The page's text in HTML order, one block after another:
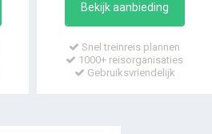
Bekijk aanbieding
Snel treinreis plannen
1000+ reisorganisaties
Gebruiksvriendelijk